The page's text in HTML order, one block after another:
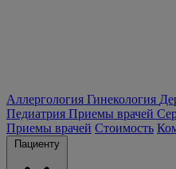
Аллергология Гинекология
Педиатрия Приемы врачей
Приемы врачей Стоимость
Пациенту